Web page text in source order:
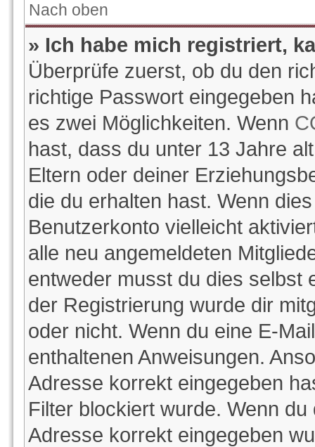
Nach oben
» Ich habe mich registriert,
Überprüfe zuerst, ob du den
richtige Passwort eingegeben
es zwei Möglichkeiten. Wenn
hast, dass du unter 13 Jahre
Eltern oder deiner
die du erhalten hast. Wenn
Benutzerkonto vielleicht
alle neu angemeldeten
entweder musst du dies selbst
der Registrierung wurde dir
oder nicht. Wenn du eine E-
enthaltenen Anweisungen.
Adresse korrekt eingegeben
Filter blockiert wurde. Wenn
Adresse korrekt eingegeben